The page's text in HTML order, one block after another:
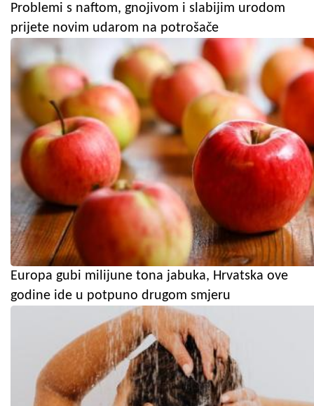
Problemi s naftom, gnojivom i slabijim urodom
prijete novim udarom na potrošače
Europa gubi milijune tona jabuka, Hrvatska ove
godine ide u potpuno drugom smjeru